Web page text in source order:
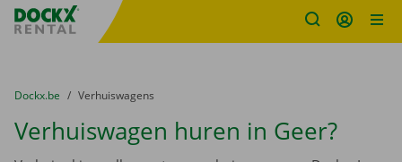
Fratello DEMO
U bevindt zich hier:
van
Dockx.be naar
Verhuiswagens
Verhuiswagen huren in Geer?